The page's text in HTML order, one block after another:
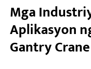
Mga
Aplikasyon
Gantry Crane